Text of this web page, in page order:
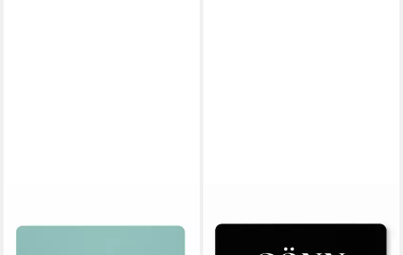
Frühstücksbrett Smile D@H